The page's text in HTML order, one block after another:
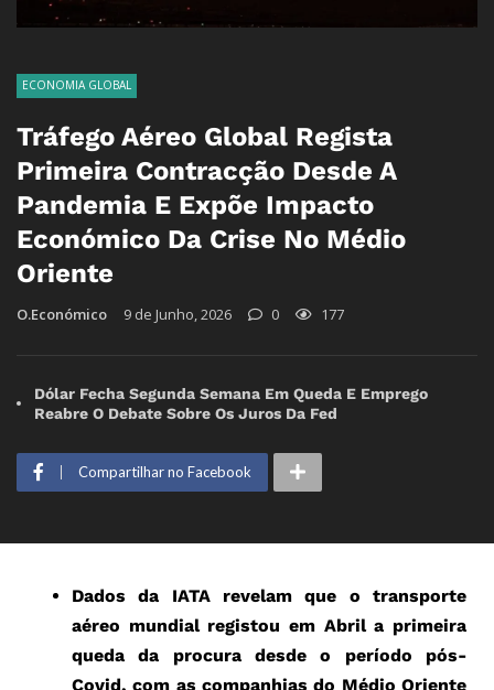
ECONOMIA GLOBAL
Tráfego Aéreo Global Regista
Primeira Contracção Desde A
Pandemia E Expõe Impacto
Económico Da Crise No Médio
Oriente
O.Económico 9 de Junho, 2026 0 177
Dólar Fecha Segunda Semana Em Queda E Emprego
Reabre O Debate Sobre Os Juros Da Fed
Compartilhar no Facebook
Dados da IATA revelam que o transporte
aéreo mundial registou em Abril a primeira
queda da procura desde o período pós-
Covid, com as companhias do Médio Oriente